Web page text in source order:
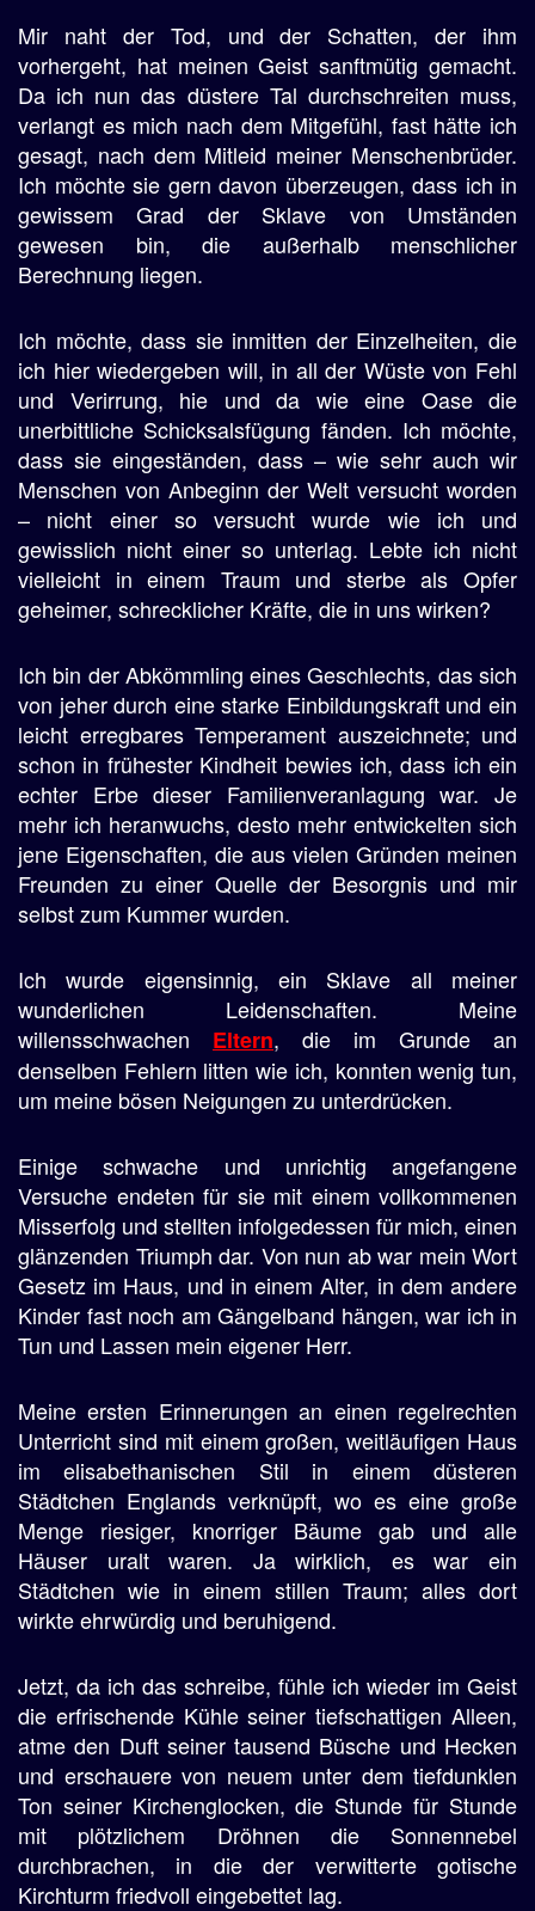
Mir naht der Tod, und der Schatten, der ihm
vorhergeht, hat meinen Geist sanftmütig gemacht.
Da ich nun das düstere Tal durchschreiten muss,
verlangt es mich nach dem Mitgefühl, fast hätte ich
gesagt, nach dem Mitleid meiner Menschenbrüder.
Ich möchte sie gern davon überzeugen, dass ich in
gewissem Grad der Sklave von Umständen
gewesen bin, die außerhalb menschlicher
Berechnung liegen.
Ich möchte, dass sie inmitten der Einzelheiten, die
ich hier wiedergeben will, in all der Wüste von Fehl
und Verirrung, hie und da wie eine Oase die
unerbittliche Schicksalsfügung fänden. Ich möchte,
dass sie eingeständen, dass – wie sehr auch wir
Menschen von Anbeginn der Welt versucht worden
– nicht einer so versucht wurde wie ich und
gewisslich nicht einer so unterlag. Lebte ich nicht
vielleicht in einem Traum und sterbe als Opfer
geheimer, schrecklicher Kräfte, die in uns wirken?
Ich bin der Abkömmling eines Geschlechts, das sich
von jeher durch eine starke Einbildungskraft und ein
leicht erregbares Temperament auszeichnete; und
schon in frühester Kindheit bewies ich, dass ich ein
echter Erbe dieser Familienveranlagung war. Je
mehr ich heranwuchs, desto mehr entwickelten sich
jene Eigenschaften, die aus vielen Gründen meinen
Freunden zu einer Quelle der Besorgnis und mir
selbst zum Kummer wurden.
Ich wurde eigensinnig, ein Sklave all meiner
wunderlichen Leidenschaften. Meine
willensschwachen Eltern, die im Grunde an
denselben Fehlern litten wie ich, konnten wenig tun,
um meine bösen Neigungen zu unterdrücken.
Einige schwache und unrichtig angefangene
Versuche endeten für sie mit einem vollkommenen
Misserfolg und stellten infolgedessen für mich, einen
glänzenden Triumph dar. Von nun ab war mein Wort
Gesetz im Haus, und in einem Alter, in dem andere
Kinder fast noch am Gängelband hängen, war ich in
Tun und Lassen mein eigener Herr.
Meine ersten Erinnerungen an einen regelrechten
Unterricht sind mit einem großen, weitläufigen Haus
im elisabethanischen Stil in einem düsteren
Städtchen Englands verknüpft, wo es eine große
Menge riesiger, knorriger Bäume gab und alle
Häuser uralt waren. Ja wirklich, es war ein
Städtchen wie in einem stillen Traum; alles dort
wirkte ehrwürdig und beruhigend.
Jetzt, da ich das schreibe, fühle ich wieder im Geist
die erfrischende Kühle seiner tiefschattigen Alleen,
atme den Duft seiner tausend Büsche und Hecken
und erschauere von neuem unter dem tiefdunklen
Ton seiner Kirchenglocken, die Stunde für Stunde
mit plötzlichem Dröhnen die Sonnennebel
durchbrachen, in die der verwitterte gotische
Kirchturm friedvoll eingebettet lag.